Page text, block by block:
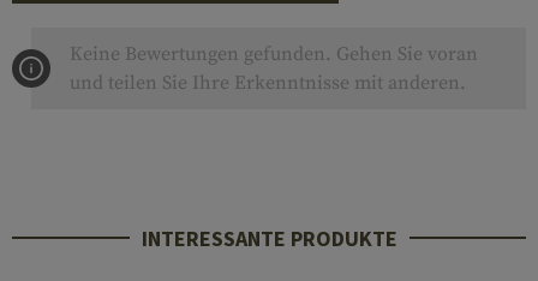
Keine Bewertungen gefunden. Gehen Sie voran
und teilen Sie Ihre Erkenntnisse mit anderen.
INTERESSANTE PRODUKTE